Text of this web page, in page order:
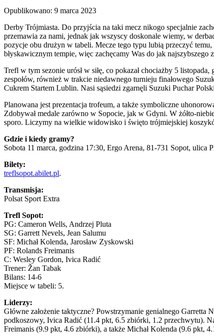
Opublikowano: 9 marca 2023
Derby Trójmiasta. Do przyjścia na taki mecz nikogo specjalnie
przemawia za nami, jednak jak wszyscy doskonale wiemy, w
pozycje obu drużyn w tabeli. Mecze tego typu lubią przeczyć
błyskawicznym tempie, więc zachęcamy Was do jak
Trefl w tym sezonie urósł w siłę, co pokazał chociażby 5
zespołów, również w trakcie niedawnego turnieju finałowego
Cukrem Startem Lublin. Nasi sąsiedzi zgarnęli Suzuki Puchar
Planowana jest prezentacja trofeum, a także symboliczne
Zdobywał medale zarówno w Sopocie, jak w Gdyni. W żółto-
sporo. Liczymy na wielkie widowisko i święto trójmiejskiej
Gdzie i kiedy gramy?
Sobota 11 marca, godzina 17:30, Ergo Arena, 81-731 Sopot, ulica
Bilety:
treflsopot.abilet.pl.
Transmisja:
Polsat Sport Extra
Trefl Sopot:
PG: Cameron Wells, Andrzej Pluta
SG: Garrett Nevels, Jean Salumu
SF: Michał Kolenda, Jarosław Zyskowski
PF: Rolands Freimanis
C: Wesley Gordon, Ivica Radić
Trener: Žan Tabak
Bilans: 14-6
Miejsce w tabeli: 5.
Liderzy:
Główne założenie taktyczne? Powstrzymanie genialnego
podkoszowy, Ivica Radić (11.4 pkt, 6.5 zbiórki, 1.2 przechwytu).
Freimanis (9.9 pkt, 4.6 zbiórki), a także Michał Kolenda (9.6 pkt,